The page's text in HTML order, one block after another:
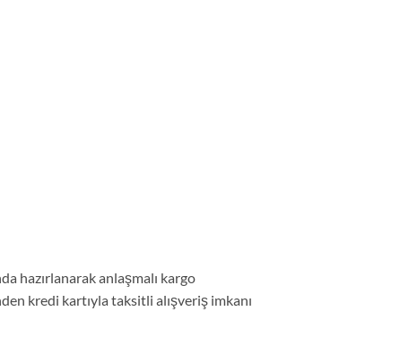
hazırlanarak anlaşmalı kargo
kredi kartıyla taksitli alışveriş imkanı